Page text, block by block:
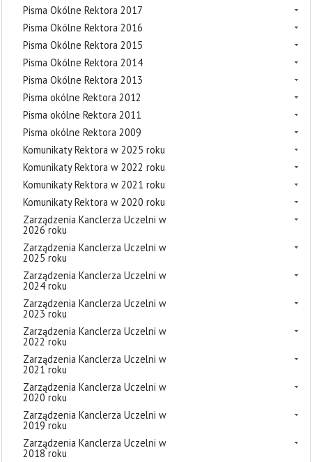
Pisma Okólne Rektora 2017
Pisma Okólne Rektora 2016
Pisma Okólne Rektora 2015
Pisma Okólne Rektora 2014
Pisma Okólne Rektora 2013
Pisma okólne Rektora 2012
Pisma okólne Rektora 2011
Pisma okólne Rektora 2009
Komunikaty Rektora w 2025 roku
Komunikaty Rektora w 2022 roku
Komunikaty Rektora w 2021 roku
Komunikaty Rektora w 2020 roku
Zarządzenia Kanclerza Uczelni w
2026 roku
Zarządzenia Kanclerza Uczelni w
2025 roku
Zarządzenia Kanclerza Uczelni w
2024 roku
Zarządzenia Kanclerza Uczelni w
2023 roku
Zarządzenia Kanclerza Uczelni w
2022 roku
Zarządzenia Kanclerza Uczelni w
2021 roku
Zarządzenia Kanclerza Uczelni w
2020 roku
Zarządzenia Kanclerza Uczelni w
2019 roku
Zarządzenia Kanclerza Uczelni w
2018 roku